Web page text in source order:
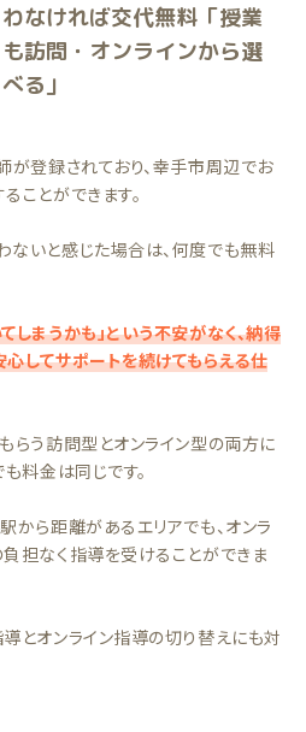
わなければ交代無料「授業
も訪問・オンラインから選
べる」
登録されており、幸手市周辺でお
ことができます。
いと感じた場合は、何度でも無料
しまうかも」という不安がなく、納得
してサポートを続けてもらえる仕
らう訪問型とオンライン型の両方に
料金は同じです。
から距離があるエリアでも、オンラ
担なく指導を受けることができま
とオンライン指導の切り替えにも対